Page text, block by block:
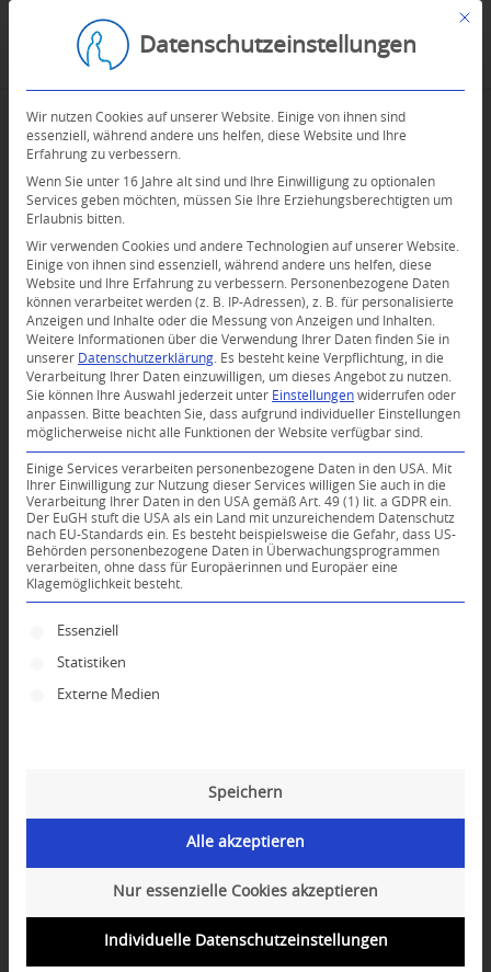
0
KOMMENTARE
Dein Kommentar
An Diskussion beteiligen?
Hinterlassen Sie uns Ihren Kommentar!
Name*
E-Mail-Adresse*
Mit
Datenschutzeinstellungen
Wir nutzen Cookies auf unserer Website. Einige von ihnen sind
essenziell, während andere uns helfen, diese Website und Ihre
Erfahrung zu verbessern.
Wenn Sie unter 16 Jahre alt sind und Ihre Einwilligung zu optionalen
Services geben möchten, müssen Sie Ihre Erziehungsberechtigten um
Erlaubnis bitten.
Wir verwenden Cookies und andere Technologien auf unserer Website.
Einige von ihnen sind essenziell, während andere uns helfen, diese
Website und Ihre Erfahrung zu verbessern.
Personenbezogene Daten
können verarbeitet werden (z. B. IP-Adressen), z. B. für personalisierte
Anzeigen und Inhalte oder die Messung von Anzeigen und Inhalten.
Weitere Informationen über die Verwendung Ihrer Daten finden Sie in
unserer Datenschutzerklärung
Es besteht keine Verpflichtung, in die
Verarbeitung Ihrer Daten einzuwilligen, um dieses Angebot zu nutzen.
Sie können Ihre Auswahl jederzeit unter Einstellungen widerrufen oder
anpassen.
Bitte beachten Sie, dass aufgrund individueller Einstellungen
möglicherweise nicht alle Funktionen der Website verfügbar sind.
Einige Services verarbeiten personenbezogene Daten in den USA. Mit
Ihrer Einwilligung zur Nutzung dieser Services willigen Sie auch in die
Verarbeitung Ihrer Daten in den USA gemäß Art. 49 (1) lit. a GDPR ein.
Der EuGH stuft die USA als ein Land mit unzureichendem Datenschutz
nach EU-Standards ein. Es besteht beispielsweise die Gefahr, dass US-
Behörden personenbezogene Daten in Überwachungsprogrammen
verarbeiten, ohne dass für Europäerinnen und Europäer eine
Klagemöglichkeit besteht.
Es folgt eine Liste der Service-Gruppen, für die
Essenziell
Statistiken
Externe Medien
Speichern
Alle akzeptieren
Nur essenzielle Cookies akzeptieren
Individuelle Datenschutzeinstellungen